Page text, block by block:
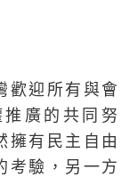
歡迎所有與會
廣的共同努
擁有民主自由
考驗，另一方